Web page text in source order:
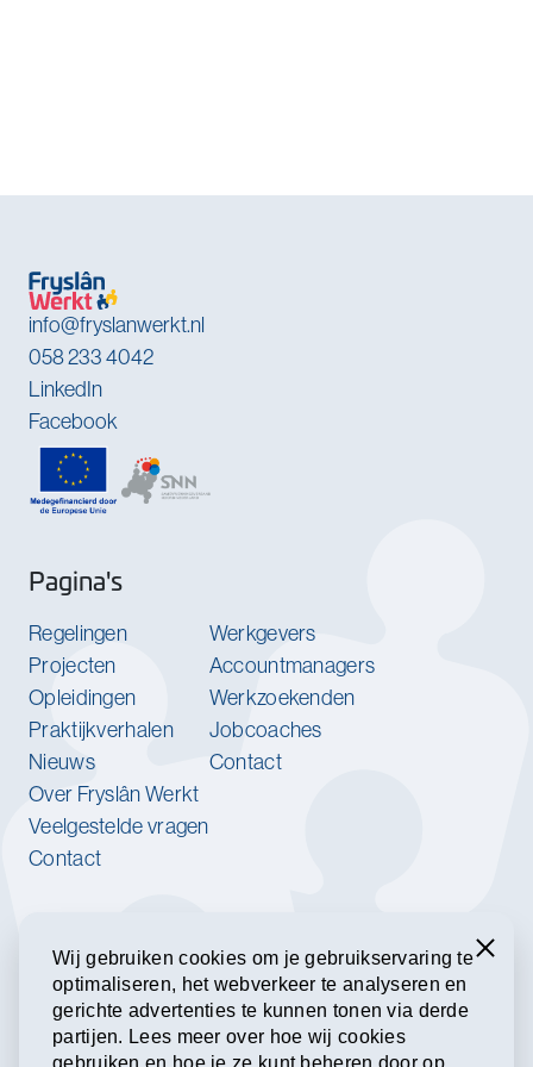
info@fryslanwerkt.nl
058 233 4042
LinkedIn
Facebook
Pagina's
Regelingen
Projecten
Opleidingen
Praktijkverhalen
Nieuws
Over Fryslân Werkt
Veelgestelde vragen
Contact
Werkgevers
Accountmanagers
Werkzoekenden
Jobcoaches
Contact
partnerorganisaties?
Meld je aan voor onze nieuwsbrief.
Wij gebruiken cookies om je gebruikservaring te
optimaliseren, het webverkeer te analyseren en
gerichte advertenties te kunnen tonen via derde
partijen. Lees meer over hoe wij cookies
gebruiken en hoe je ze kunt beheren door op
Sluiten